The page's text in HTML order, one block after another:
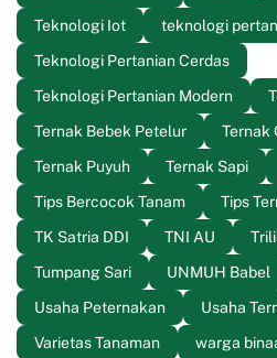
Teknologi Iot
teknologi
Teknologi Pertanian Cerdas
Teknologi Pertanian Modern
Ternak Bebek Petelur
Ternak
Ternak Puyuh
Ternak Sapi
Tips Bercocok Tanam
Tips
TK Satria DDI
TNI AU
Tumpang Sari
UNMUH Babel
Usaha Peternakan
Usaha
Varietas Tanaman
warga